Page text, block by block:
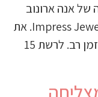
אנה ארונוב
להובלת מותג תכשיטי היהלומים Impress Jewelery. את
רשת אימפרס אני מכירה ואוהבת כבר זמן רב. לרשת 15